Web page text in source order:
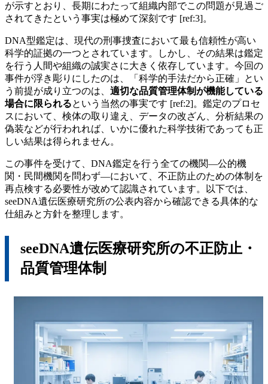
が示すとおり、長期にわたって組織内部でこの問題が見過ご
されてきたという事実は極めて深刻です [ref:3]。
DNA型鑑定は、現代の刑事捜査において最も信頼性が高い
科学的証拠の一つとされています。しかし、その結果は鑑定
を行う人間や組織の誠実さに大きく依存しています。今回の
事件が浮き彫りにしたのは、「科学的手法だから正確」とい
う前提が成り立つのは、 適切な品質管理体制が機能している
場合に限られるという当然の事実です [ref:2]。鑑定のプロセ
スにおいて、検体の取り違え、データの改ざん、分析結果の
偽装などが行われれば、いかに優れた科学技術であっても正
しい結果は得られません。
この事件を受けて、DNA鑑定を行う全ての機関—公的機
関・民間機関を問わず—において、不正防止のための体制を
再点検する必要性が改めて認識されています。以下では、
seeDNA遺伝医療研究所の公表内容から確認できる具体的な
仕組みと方針を整理します。
seeDNA遺伝医療研究所の不正防止・
品質管理体制